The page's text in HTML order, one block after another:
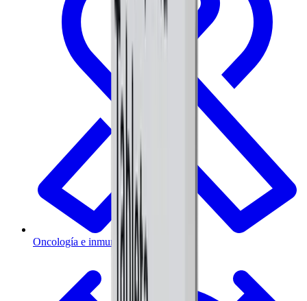
Oncología e inmunoterapia